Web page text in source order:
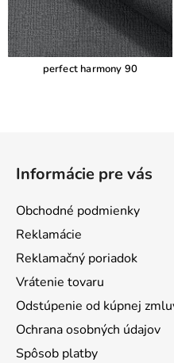
perfect harmony 90
Informácie pre vás
Obchodné podmienky
Reklamácie
Reklamačný poriadok
Vrátenie tovaru
Odstúpenie od kúpnej
Ochrana osobných údajov
Spôsob platby